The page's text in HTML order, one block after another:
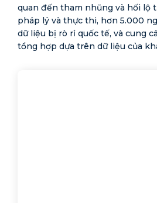
quan đến tham nhũng và hối lộ
pháp lý và thực thi, hơn 5.000
dữ liệu bị rò rỉ quốc tế, và cung
tổng hợp dựa trên dữ liệu của